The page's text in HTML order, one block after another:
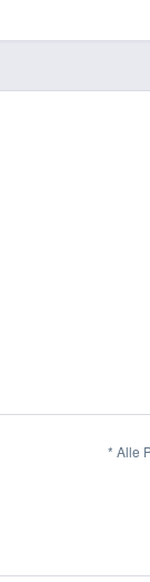
* Alle